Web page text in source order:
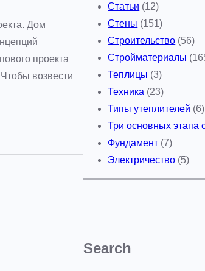
Дом
проекта
возвести
Статьи (12)
Стены (151)
Строительство (56)
Стройматериалы
Теплицы (3)
Техника (23)
Типы утеплителей (6)
Три основных этапа
Фундамент (7)
Электричество (5)
Search